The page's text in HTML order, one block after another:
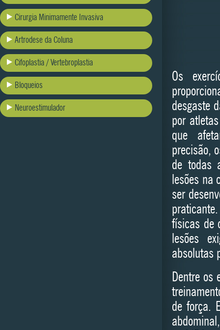
Cirurgia Minimamente Invasiva
Artrodese da Coluna
Cifoplastia / Vertebroplastia
Bloqueios
Neuroestimulador
Os
desgaste
por
que
precisão,
de todas
lesões na
ser
físicas de
lesões
absolutas
Dentre os
de força.